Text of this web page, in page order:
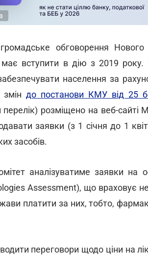
обговорення Нового
має вступити в дію з 2019
населення за
до постанови КМУ від 25
перелік) розміщено на веб-
заявки (з 1 січня до 1
засобів.
аналізуватиме заявки на
Assessment), що враховує не
платити за них, тобто,
переговори щодо ціни на